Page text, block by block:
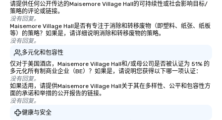
请提供任何公开传达的Maisemore Village Hall的可持续性或社会影响目标/
策略的评论或链接。
没有回复。
Maisemore Village Hall是否有专注于消除和转移废物（即塑料、纸张、纸板
等）的策略？如果是，请详细说明消除和转移废物的策略。
没有回复。
多元化和包容性
仅对于美国酒店，Maisemore Village Hall和/或母公司是否被认证为 51% 的
多元化所有制商业企业（BE）？如果是，请说明您获得以下哪一项认证：
没有回复。
如果适用，请提供Maisemore Village Hall关于其在多样性、公平和包容性方
面的承诺和举措的公开报告的链接。
没有回复。
健康与安全